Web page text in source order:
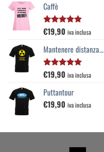
Caffè
Valutato
5.00
€19,90 iva inclusa
Mantenere distanza...
Valutato
5.00
€19,90 iva inclusa
Puttantour
€19,90 iva inclusa